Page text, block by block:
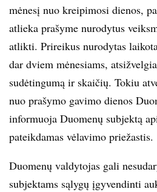
mėnesį nuo kreipimosi dienos,
atlieka prašyme nurodytus
atlikti. Prireikus nurodytas
dar dviem mėnesiams,
sudėtingumą ir skaičių. Tokiu
nuo prašymo gavimo dienos
informuoja Duomenų subjektą
pateikdamas vėlavimo priežastis.
Duomenų valdytojas gali
subjektams sąlygų įgyvendinti